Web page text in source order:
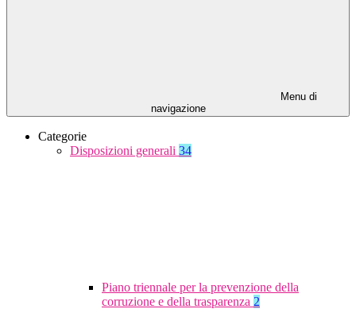
Menu di
navigazione
Categorie
Disposizioni generali 34
Piano triennale per la prevenzione della
corruzione e della trasparenza 2